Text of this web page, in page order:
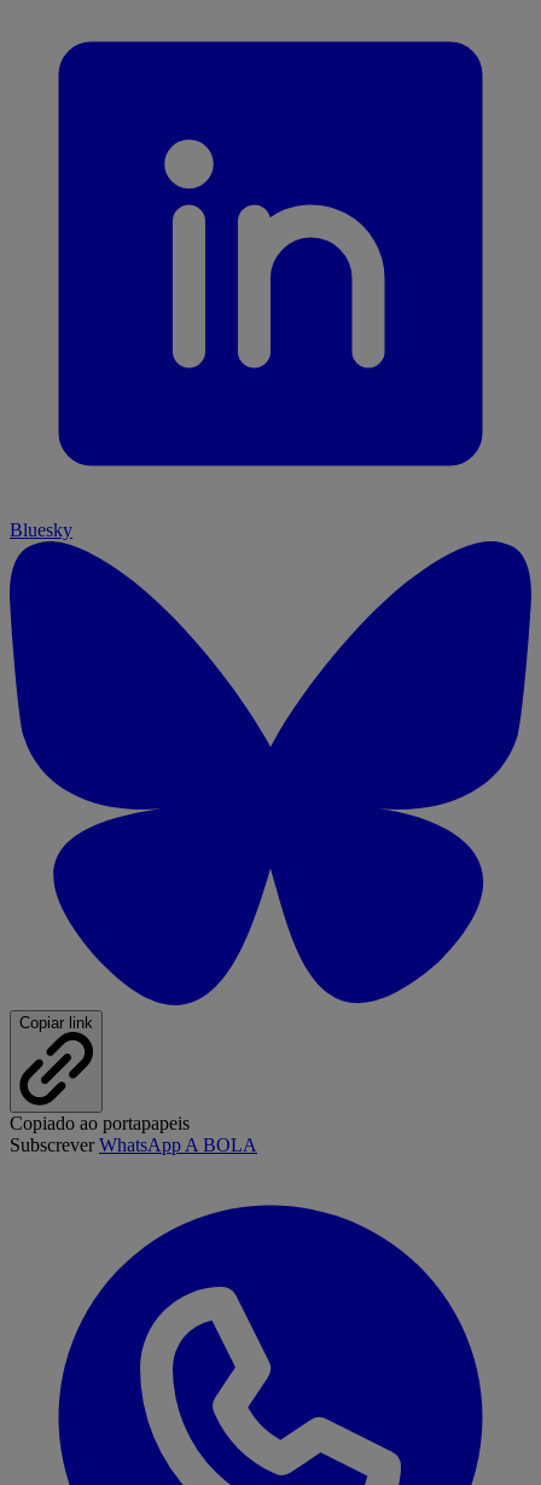
Bluesky
Copiar link
Copiado ao portapapeis
SubscreverWhatsApp A BOLA